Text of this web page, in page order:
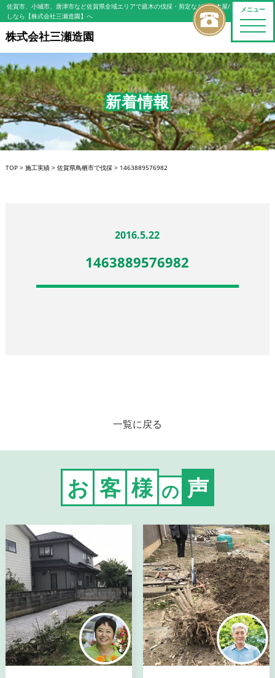
メニュー
toggle
佐賀市、小城市、唐津市など佐賀県全域エリアで庭木の伐採・剪定などの植木屋/造園屋をお探
しなら【株式会社三瀬造園】へ
株式会社三瀬造園
新着情報
TOP> 施工実績> 佐賀県鳥栖市で伐採> 1463889576982
2016.5.22
1463889576982
一覧に戻る
お 客 様 の 声